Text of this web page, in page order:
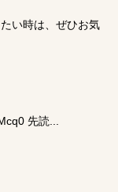
い時は、ぜひお気
先読...